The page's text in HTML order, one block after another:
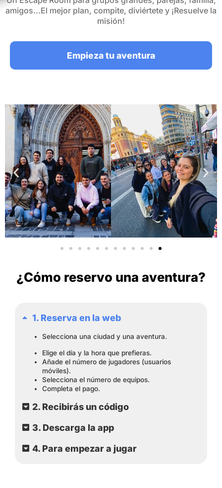
amigos...El mejor plan, compite, diviértete y ¡Resuelve la
misión!
Empieza tu aventura
¿Cómo reservo una aventura?
1. Reserva en la web
Selecciona una ciudad y una aventura.
Elige el día y la hora que prefieras.
Añade el número de jugadores (usuarios
móviles).
Selecciona el número de equipos.
Completa el pago.
2. Recibirás un código
3. Descarga la app
4. Para empezar a jugar